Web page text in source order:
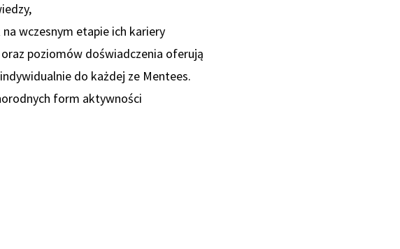
wczesnym etapie ich kariery
poziomów doświadczenia oferują
do każdej ze Mentees.
form aktywności